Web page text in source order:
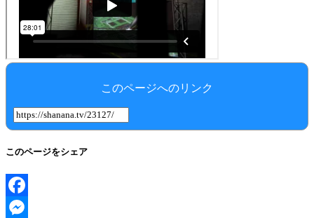
このページへのリンク
このページをシェア
Facebook